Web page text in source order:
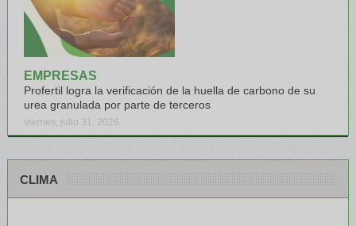
EMPRESAS
Profertil logra la verificación de la huella de carbono de su
urea granulada por parte de terceros
viernes, julio 31, 2026
CLIMA